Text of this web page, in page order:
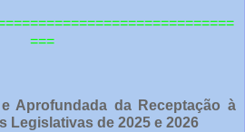
==
===
Aprofundada da Receptação à
Legislativas de 2025 e 2026